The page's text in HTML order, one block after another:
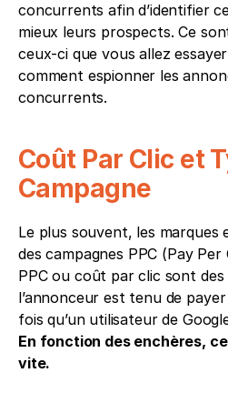
concurrents afin d’identifier
mieux leurs prospects. Ce
ceux-ci que vous allez
comment espionner les
concurrents.
Coût Par Clic et
Campagne
Le plus souvent, les marques
des campagnes PPC (Pay Per
PPC ou coût par clic sont des
l’annonceur est tenu de
En fonction des enchères,
vite.